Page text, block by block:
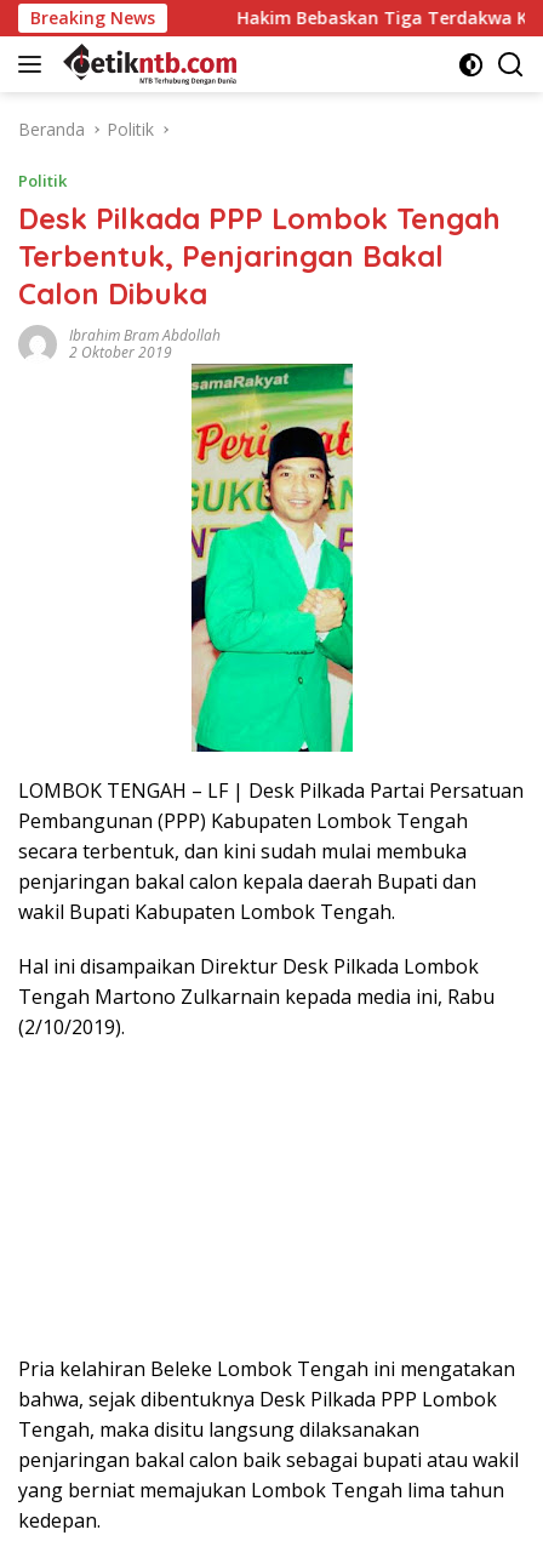
Langsung
ke
konten
Breaking News
Hakim Bebaskan Tiga Terdakwa Kasus “Dana Siluman”
Beranda Politik
Politik
Desk Pilkada PPP Lombok Tengah
Terbentuk, Penjaringan Bakal
Calon Dibuka
Ibrahim Bram Abdollah
2 Oktober 2019
LOMBOK TENGAH – LF | Desk Pilkada Partai Persatuan
Pembangunan (PPP) Kabupaten Lombok Tengah
secara terbentuk, dan kini sudah mulai membuka
penjaringan bakal calon kepala daerah Bupati dan
wakil Bupati Kabupaten Lombok Tengah.
Hal ini disampaikan Direktur Desk Pilkada Lombok
Tengah Martono Zulkarnain kepada media ini, Rabu
(2/10/2019).
Pria kelahiran Beleke Lombok Tengah ini mengatakan
bahwa, sejak dibentuknya Desk Pilkada PPP Lombok
Tengah, maka disitu langsung dilaksanakan
penjaringan bakal calon baik sebagai bupati atau wakil
yang berniat memajukan Lombok Tengah lima tahun
kedepan.